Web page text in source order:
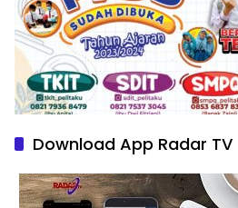
Download App Radar TV